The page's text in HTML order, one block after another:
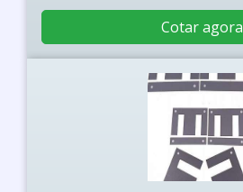
Cotar agora